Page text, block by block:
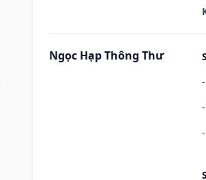
Ngọc Hạp Thông Thư